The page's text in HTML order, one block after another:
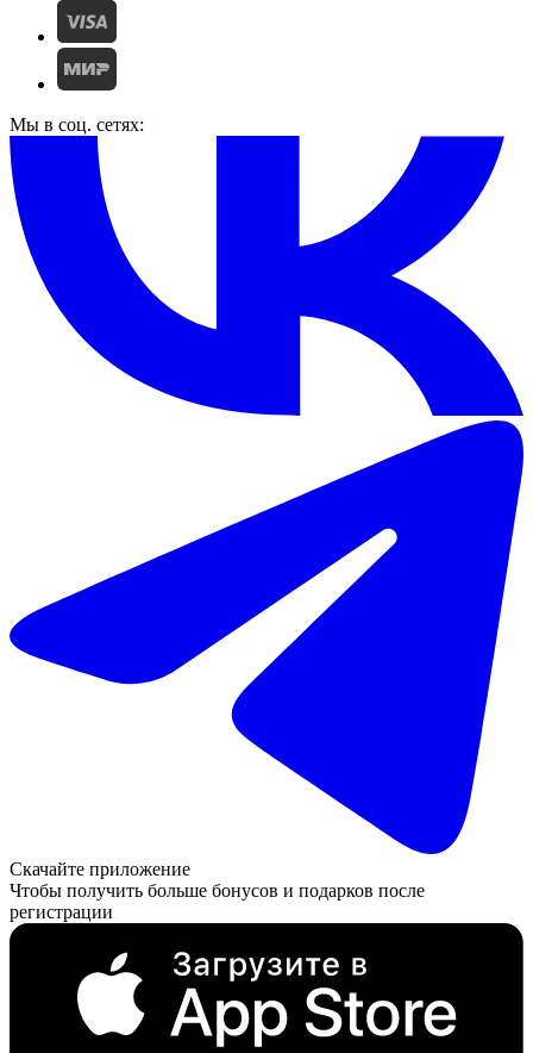
Мы в соц. сетях:
Скачайте приложение
Чтобы получить больше бонусов и подарков после
регистрации